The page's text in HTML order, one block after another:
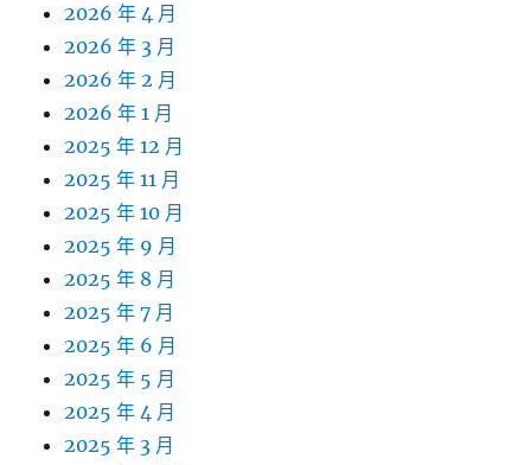
2026 年 4 月
2026 年 3 月
2026 年 2 月
2026 年 1 月
2025 年 12 月
2025 年 11 月
2025 年 10 月
2025 年 9 月
2025 年 8 月
2025 年 7 月
2025 年 6 月
2025 年 5 月
2025 年 4 月
2025 年 3 月